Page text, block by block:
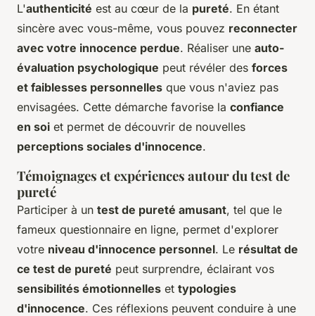
L'authenticité est au cœur de la pureté. En étant
sincère avec vous-même, vous pouvez reconnecter
avec votre innocence perdue. Réaliser une auto-
évaluation psychologique peut révéler des forces
et faiblesses personnelles que vous n'aviez pas
envisagées. Cette démarche favorise la confiance
en soi et permet de découvrir de nouvelles
perceptions sociales d'innocence.
Témoignages et expériences autour du test de
pureté
Participer à un test de pureté amusant, tel que le
fameux questionnaire en ligne, permet d'explorer
votre niveau d'innocence personnel. Le résultat de
ce test de pureté peut surprendre, éclairant vos
sensibilités émotionnelles et typologies
d'innocence. Ces réflexions peuvent conduire à une